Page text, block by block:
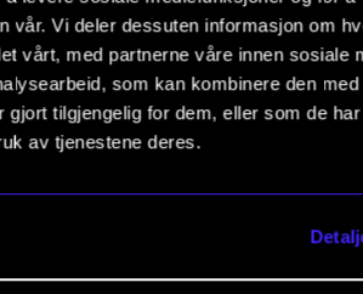
vår. Vi deler dessuten informasjon om
vårt, med partnerne våre innen sosiale
som kan kombinere den med
gjort tilgjengelig for dem, eller som de
av tjenestene deres.
ho.
skal vite, sjølv om det
sånn.
ein del av klassene, fortel ho.